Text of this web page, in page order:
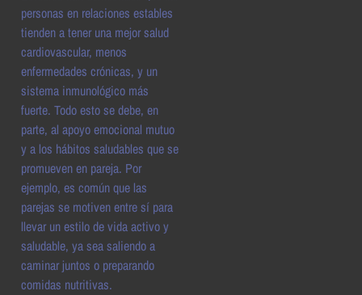
personas en relaciones estables
tienden a tener una mejor salud
cardiovascular, menos
enfermedades crónicas, y un
sistema inmunológico más
fuerte. Todo esto se debe, en
parte, al apoyo emocional mutuo
y a los hábitos saludables que se
promueven en pareja. Por
ejemplo, es común que las
parejas se motiven entre sí para
llevar un estilo de vida activo y
saludable, ya sea saliendo a
caminar juntos o preparando
comidas nutritivas.